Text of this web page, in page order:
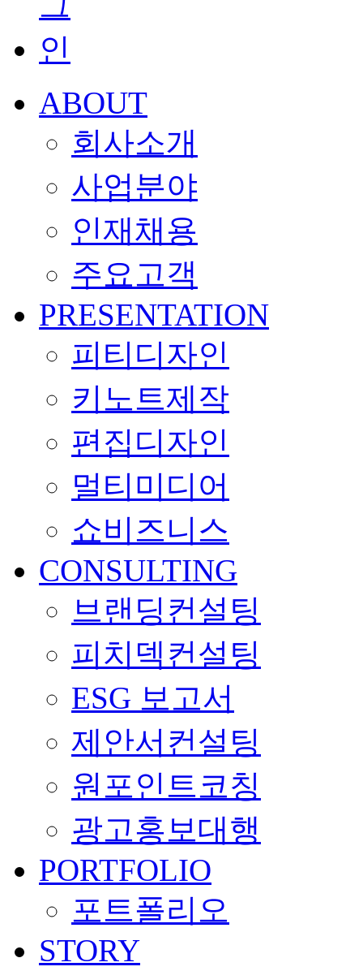
ABOUT
회사소개
사업분야
인재채용
주요고객
PRESENTATION
피티디자인
키노트제작
편집디자인
멀티미디어
쇼비즈니스
CONSULTING
브랜딩컨설팅
피치덱컨설팅
ESG 보고서
제안서컨설팅
원포인트코칭
광고홍보대행
PORTFOLIO
포트폴리오
STORY